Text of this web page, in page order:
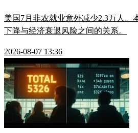
美国7月非农就业意外减少2.3万人。
下降与经济衰退风险之间的关系。
2026-08-07 13:36